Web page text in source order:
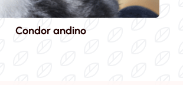
Condor andino